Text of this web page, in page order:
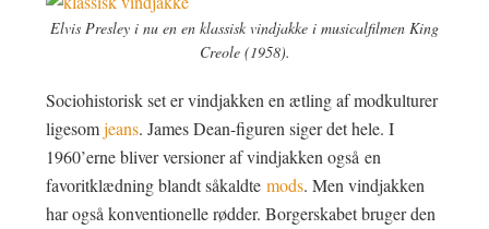
Elvis Presley i nu en en klassisk vindjakke i musicalfilmen King
Creole (1958).
Sociohistorisk set er vindjakken en ætling af modkulturer
ligesomjeans. James Dean-figuren siger det hele. I
1960’erne bliver versioner af vindjakken også en
favoritklædning blandt såkaldtemods. Men vindjakken
har også konventionelle rødder. Borgerskabet bruger den